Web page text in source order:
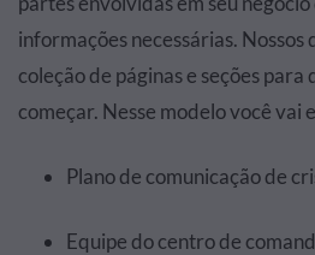
informações necessárias.
coleção de páginas e seções
começar. Nesse modelo você vai
Plano de comunicação de
Equipe do centro de